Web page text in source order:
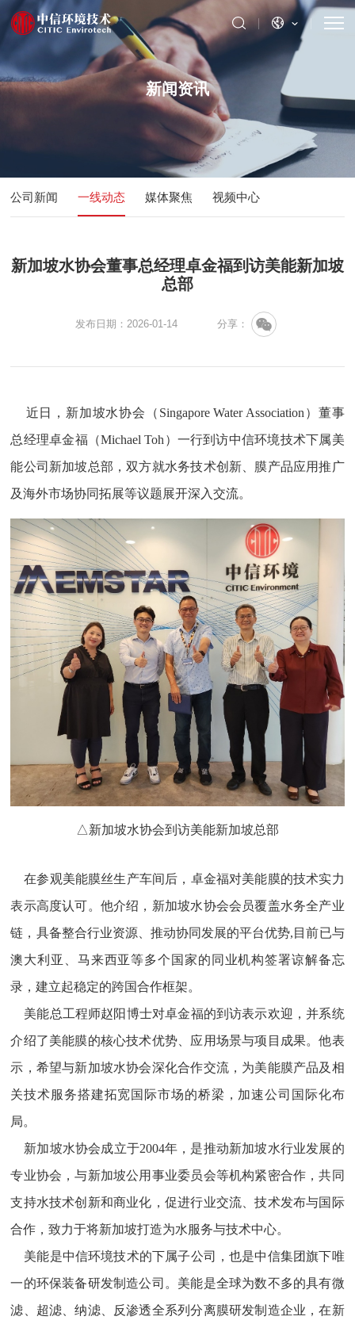
新闻资讯
公司新闻 一线动态 媒体聚焦 视频中心
新加坡水协会董事总经理卓金福到访美能新加坡
总部
发布日期：2026-01-14 分享：
近日，新加坡水协会（Singapore Water Association）董事
总经理卓金福（Michael Toh）一行到访中信环境技术下属美
能公司新加坡总部，双方就水务技术创新、膜产品应用推广
及海外市场协同拓展等议题展开深入交流。
△新加坡水协会到访美能新加坡总部
在参观美能膜丝生产车间后，卓金福对美能膜的技术实力
表示高度认可。他介绍，新加坡水协会会员覆盖水务全产业
链，具备整合行业资源、推动协同发展的平台优势,目前已与
澳大利亚、马来西亚等多个国家的同业机构签署谅解备忘
录，建立起稳定的跨国合作框架。
美能总工程师赵阳博士对卓金福的到访表示欢迎，并系统
介绍了美能膜的核心技术优势、应用场景与项目成果。他表
示，希望与新加坡水协会深化合作交流，为美能膜产品及相
关技术服务搭建拓宽国际市场的桥梁，加速公司国际化布
局。
新加坡水协会成立于2004年，是推动新加坡水行业发展的
专业协会，与新加坡公用事业委员会等机构紧密合作，共同
支持水技术创新和商业化，促进行业交流、技术发布与国际
合作，致力于将新加坡打造为水服务与技术中心。
美能是中信环境技术的下属子公司，也是中信集团旗下唯
一的环保装备研发制造公司。美能是全球为数不多的具有微
滤、超滤、纳滤、反渗透全系列分离膜研发制造企业，在新